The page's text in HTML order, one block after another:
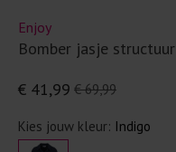
Enjoy
Bomber jasje structuur
€ 69,99
€ 41,99
Kies jouw kleur: Indigo